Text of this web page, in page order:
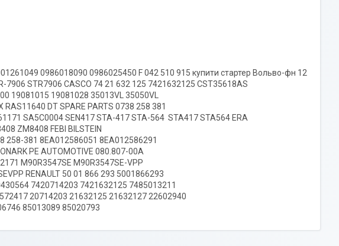
0986018090 0986025450 F 042 510 915 купити стартер Вольво-фн 12
STR7906 CASCO 74 21 632 125 7421632125 CST35618AS
19081015 19081028 35013VL 35050VL
RAS11640 DT SPARE PARTS 0738 258 381
SA5C0004 SEN417 STA-417 STA-564 STA417 STA564 ERA
ZM8408 FEBI BILSTEIN
258-381 8EA012586051 8EA012586291
PE AUTOMOTIVE 080.807-00A
M90R3547SE M90R3547SE-VPP
RENAULT 50 01 866 293 5001866293
7420714203 7421632125 7485013211
20714203 21632125 21632127 22602940
85013089 85020793